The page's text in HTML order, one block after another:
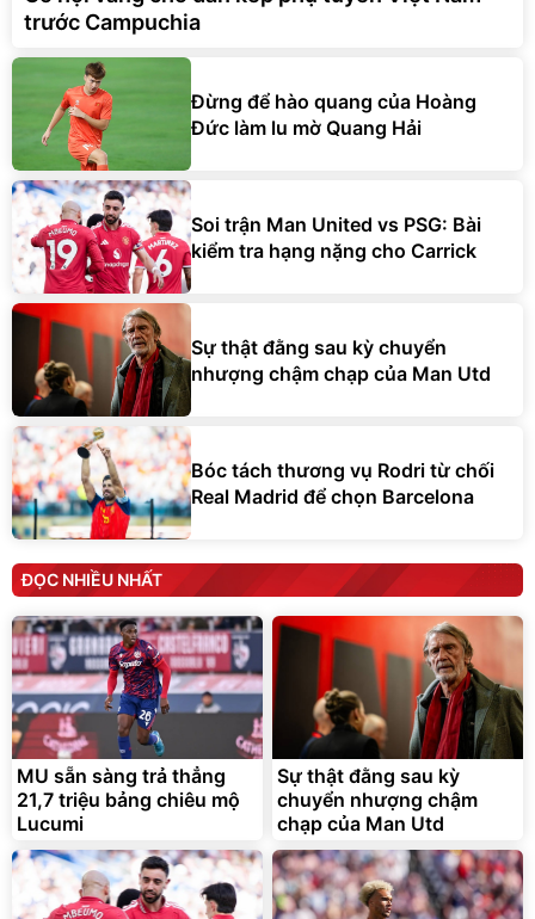
trước Campuchia
Đừng để hào quang của Hoàng
Đức làm lu mờ Quang Hải
Soi trận Man United vs PSG: Bài
kiểm tra hạng nặng cho Carrick
Sự thật đằng sau kỳ chuyển
nhượng chậm chạp của Man Utd
Bóc tách thương vụ Rodri từ chối
Real Madrid để chọn Barcelona
ĐỌC NHIỀU NHẤT
MU sẵn sàng trả thẳng
21,7 triệu bảng chiêu mộ
Lucumi
Sự thật đằng sau kỳ
chuyển nhượng chậm
chạp của Man Utd